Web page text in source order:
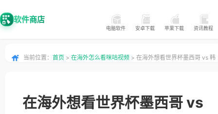
软件商店
电脑软件 安卓下载 苹果下载 资讯教程
当前位置： 首页 > 在海外怎么看咪咕视频 > 在海外想看世界杯墨西哥 vs 韩
在海外想看世界杯墨西哥 vs